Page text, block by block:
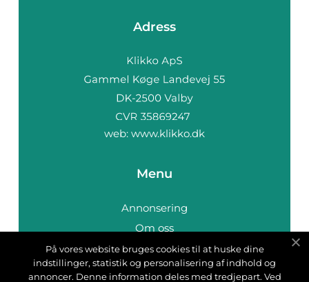
Adress
web: www.klikko.dk
Menu
Annonsering
Om oss
Cookies
Kontakta oss
På vores website bruges cookies til at huske dine
indstillinger, statistik og personalisering af indhold og
annoncer. Denne information deles med tredjepart. Ved